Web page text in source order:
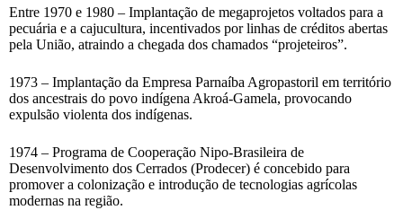
Entre 1970 e 1980 – Implantação de megaprojetos voltados para a
pecuária e a cajucultura, incentivados por linhas de créditos abertas
pela União, atraindo a chegada dos chamados “projeteiros”.
1973 – Implantação da Empresa Parnaíba Agropastoril em território
dos ancestrais do povo indígena Akroá-Gamela, provocando
expulsão violenta dos indígenas.
1974 – Programa de Cooperação Nipo-Brasileira de
Desenvolvimento dos Cerrados (Prodecer) é concebido para
promover a colonização e introdução de tecnologias agrícolas
modernas na região.